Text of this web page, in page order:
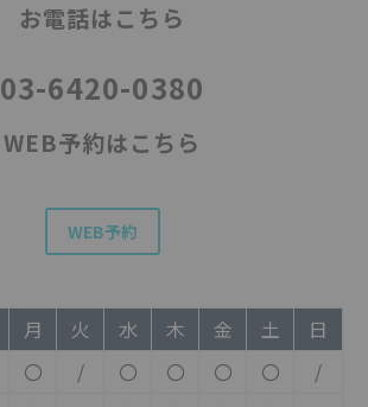
お電話はこちら
03-6420-0380
WEB予約はこちら
WEB予約
月 火 水 木 金 土
日
〇 / 〇 〇 〇 〇
/